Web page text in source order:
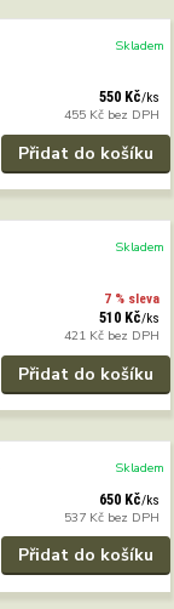
550 Kč/ks
455 Kč bez DPH
Skladem
Přidat do košíku
7 % sleva
510 Kč/ks
421 Kč bez DPH
Skladem
Přidat do košíku
650 Kč/ks
537 Kč bez DPH
Skladem
Přidat do košíku